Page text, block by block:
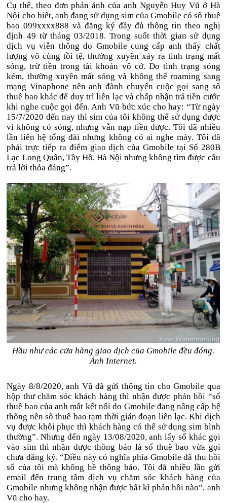
Cụ thể, theo đơn phản ánh của anh Nguyễn Huy Vũ ở Hà
Nội cho biết, anh đang sử dụng sim của Gmobile có số thuê
bao 099xxxx888 và đăng ký đầy đủ thông tin theo nghị
định 49 từ tháng 03/2018. Trong suốt thời gian sử dụng
dịch vụ viễn thông do Gmobile cung cấp anh thấy chất
lượng vô cùng tồi tệ, thường xuyên xảy ra tình trạng mất
sóng, trừ tiền trong tài khoản vô cớ. Do tình trạng sóng
kém, thường xuyên mất sóng và không thể roaming sang
mạng Vinaphone nên anh đành chuyển cuộc gọi sang số
thuê bao khác để duy trì liên lạc và chấp nhận trả tiền cước
khi nghe cuộc gọi đến. Anh Vũ bức xúc cho hay: “Từ ngày
15/7/2020 đến nay thì sim của tôi không thể sử dụng được
vì không có sóng, nhưng vẫn nạp tiền được. Tôi đã nhiều
lần liên hệ tổng đài nhưng không có ai nghe máy. Tôi đã
phải trực tiếp ra điểm giao dịch của Gmobile tại Số 280B
Lạc Long Quân, Tây Hồ, Hà Nội nhưng không tìm được câu
trả lời thỏa đáng”.
Hầu như các cửa hàng giao dịch của Gmobile đều đóng.
Ảnh Internet.
Ngày 8/8/2020, anh Vũ đã gửi thông tin cho Gmobile qua
hộp thư chăm sóc khách hàng thì nhận được phản hồi “số
thuê bao của anh mất kết nối do Gmobile đang nâng cấp hệ
thống nên số thuê bao tạm thời gián đoạn liên lạc. Khi dịch
vụ được khôi phục thì khách hàng có thể sử dụng sim bình
thường”. Nhưng đến ngày 13/08/2020, anh lấy số khác gọi
vào sim thì nhận được thông báo là số thuê bao vừa gọi
chưa đăng ký. “Điều này có nghĩa phía Gmobile đã thu hồi
số của tôi mà không hề thông báo. Tôi đã nhiều lần gửi
email đến trung tâm dịch vụ chăm sóc khách hàng của
Gmobile nhưng không nhận được bất kì phản hồi nào”, anh
Vũ cho hay.